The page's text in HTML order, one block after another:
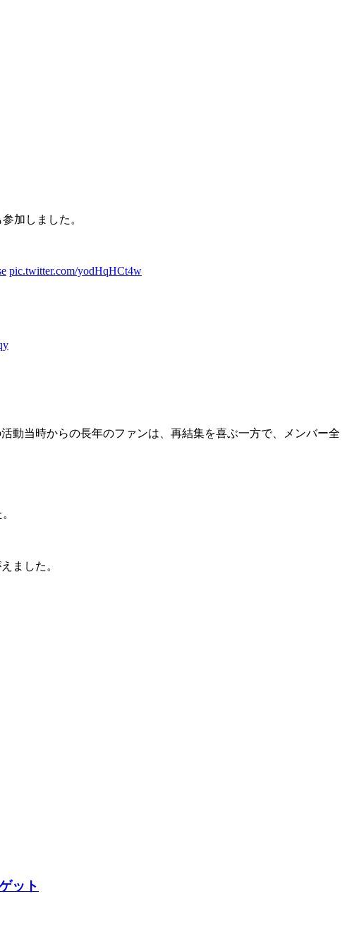
加しました。
pic.twitter.com/yodHqHCt4w
動当時からの長年のファンは、再結集を喜ぶ一方で、メンバー全
ました。
ット